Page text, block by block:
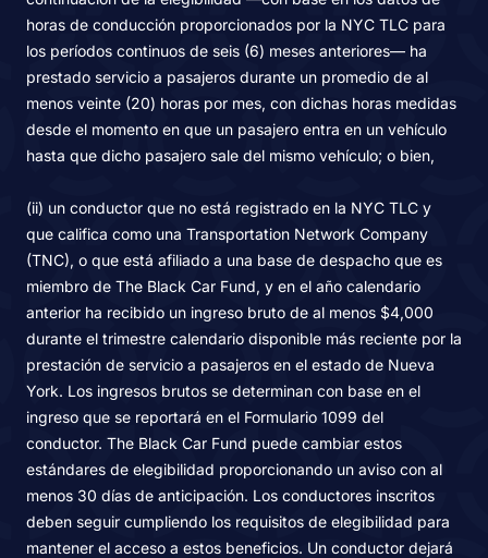
horas de conducción proporcionados por la NYC TLC para
los períodos continuos de seis (6) meses anteriores— ha
prestado servicio a pasajeros durante un promedio de al
menos veinte (20) horas por mes, con dichas horas medidas
desde el momento en que un pasajero entra en un vehículo
hasta que dicho pasajero sale del mismo vehículo; o bien,
(ii) un conductor que no está registrado en la NYC TLC y
que califica como una Transportation Network Company
(TNC), o que está afiliado a una base de despacho que es
miembro de The Black Car Fund, y en el año calendario
anterior ha recibido un ingreso bruto de al menos $4,000
durante el trimestre calendario disponible más reciente por la
prestación de servicio a pasajeros en el estado de Nueva
York. Los ingresos brutos se determinan con base en el
ingreso que se reportará en el Formulario 1099 del
conductor. The Black Car Fund puede cambiar estos
estándares de elegibilidad proporcionando un aviso con al
menos 30 días de anticipación. Los conductores inscritos
deben seguir cumpliendo los requisitos de elegibilidad para
mantener el acceso a estos beneficios. Un conductor dejará